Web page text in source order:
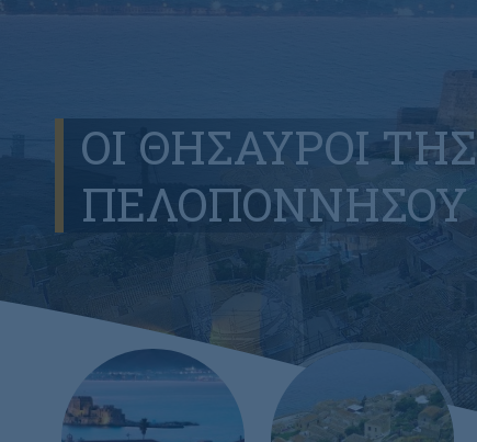
ΟΙ ΘΗΣΑΥΡΟΙ ΤΗΣ
ΠΕΛΟΠΟΝΝΗΣΟΥ